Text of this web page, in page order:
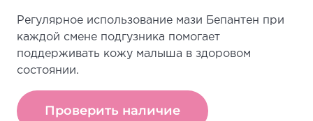
Регулярное использование мази Бепантен при
каждой смене подгузника помогает
поддерживать кожу малыша в здоровом
состоянии.
Проверить наличие